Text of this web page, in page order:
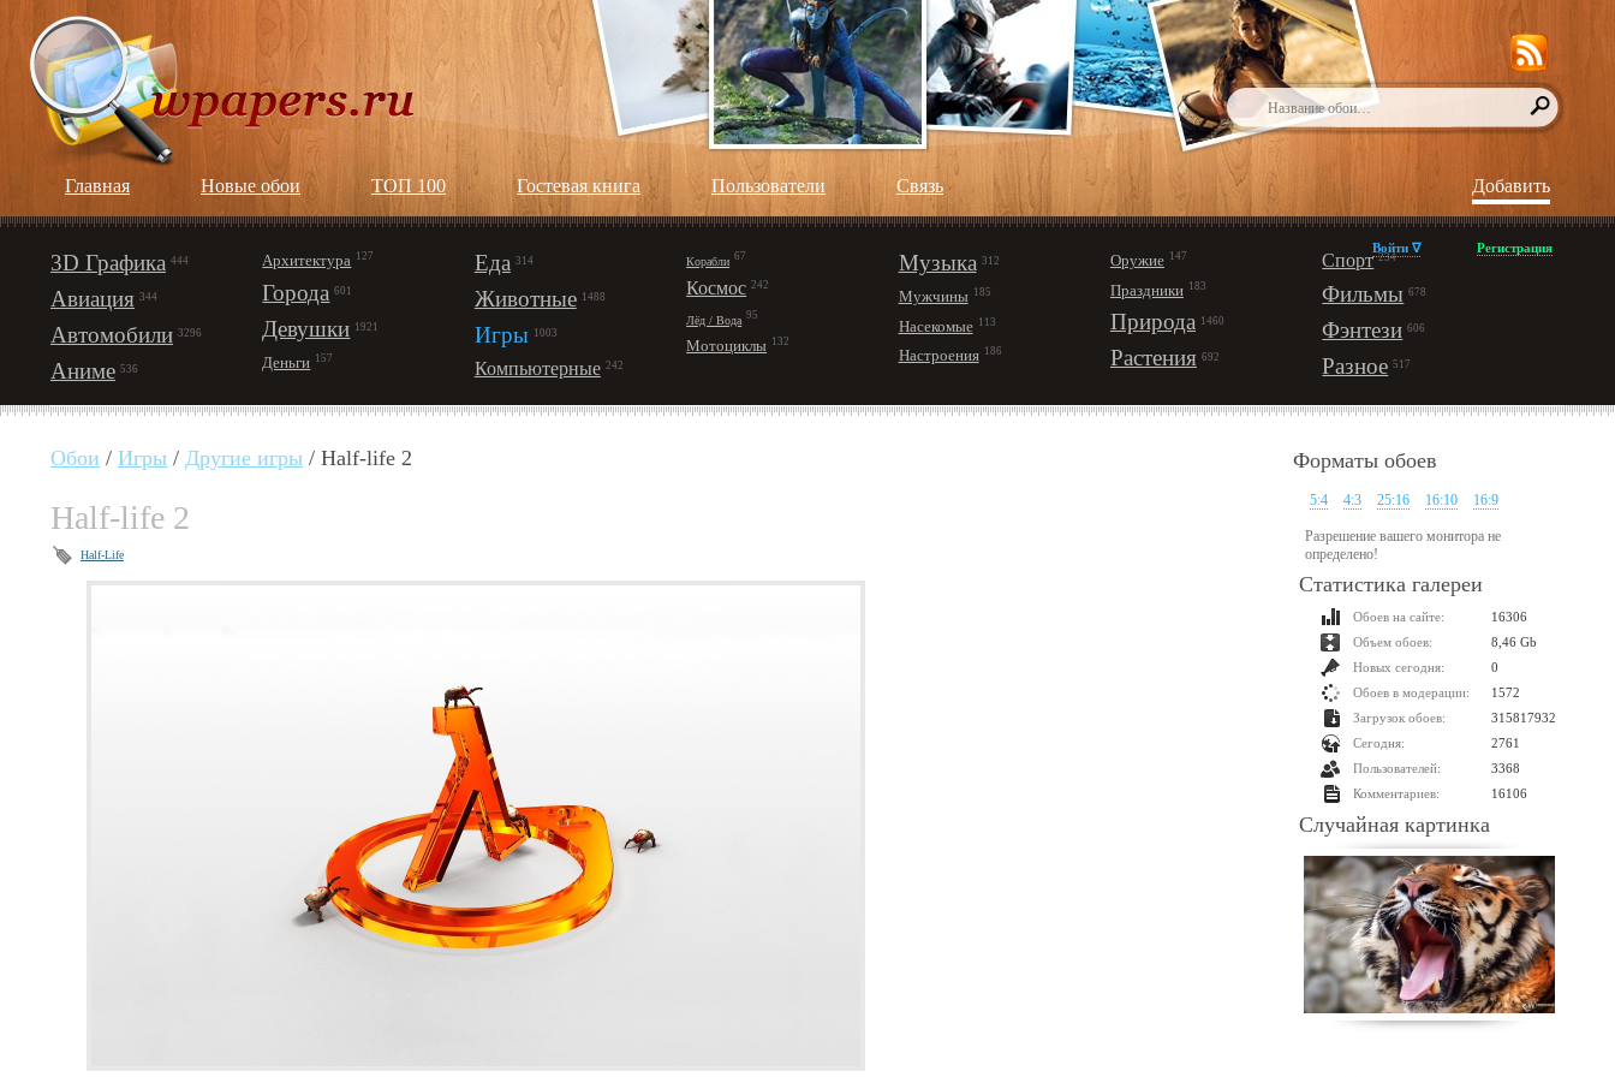
Главная Новые обои ТОП 100 Гостевая книга Пользователи Cвязь Добавить
3D Графика 444
Авиация 344
Автомобили 3296
Аниме 536
Архитектура 127
Города 601
Девушки 1921
Деньги 157
Еда 314
Животные 1488
Игры 1003
Компьютерные 242
Корабли 67
Космос 242
Лёд / Вода 95
Мотоциклы 132
Музыка 312
Мужчины 185
Насекомые 113
Настроения 186
Оружие 147
Праздники 183
Природа 1460
Растения 692
Спорт 234
Фильмы 678
Фэнтези 606
Разное 517
Войти ∇ Регистрация
Обои / Игры / Другие игры / Half-life 2
Half-life 2
Half-Life
Форматы обоев
5:4 4:3 25:16 16:10 16:9
Разрешение вашего монитора не
определено!
Статистика галереи
Обоев на сайте:
16306
Объем обоев:
8,46 Gb
Новых сегодня:
0
Обоев в модерации:
1572
Загрузок обоев:
315817932
Сегодня:
2761
Пользователей:
3368
Комментариев:
16106
Случайная картинка